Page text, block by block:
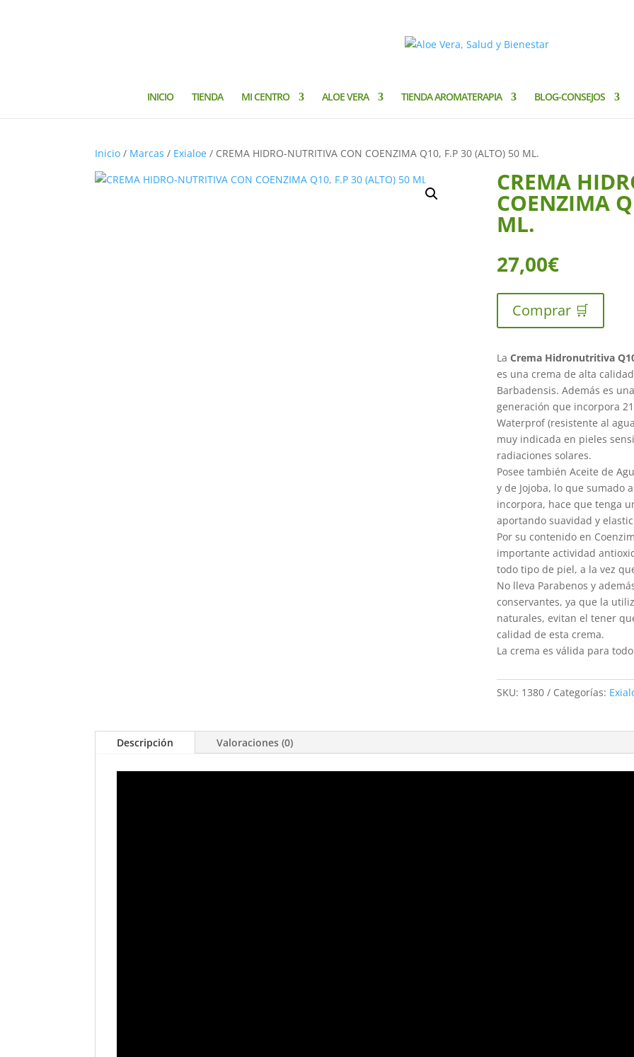
INICIO TIENDA MI CENTRO ALOE VERA TIENDA AROMATERAPIA BLOG-CONSEJOS
Inicio / Marcas / Exialoe / CREMA HIDRO-NUTRITIVA CON COENZIMA Q10, F.P 30 (ALTO) 50 ML.
CREMA
COENZIMA
ML.
27,00€
Comprar 🛒
La Crema Hidronutritiva
es una crema de alta
Barbadensis. Además es
generación que incorpora
Waterprof (resistente al
muy indicada en pieles
radiaciones solares.
Posee también Aceite de
y de Jojoba, lo que sumado
incorpora, hace que tenga
aportando suavidad y
Por su contenido en
importante actividad
todo tipo de piel, a la vez
No lleva Parabenos y
conservantes, ya que la
naturales, evitan el tener
calidad de esta crema.
La crema es válida para
SKU: 1380 Categorías:
Descripción Valoraciones (0)